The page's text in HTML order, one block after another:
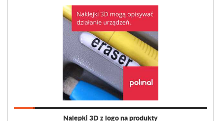
Nalepki 3D z logo na produkty